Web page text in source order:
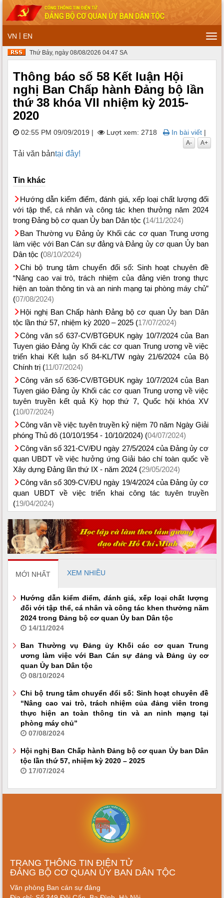
VN | EN
Thứ Bảy, ngày 08/08/2026 04:47 SA
Thông báo số 58 Kết luận Hội
nghị Ban Chấp hành Đảng bộ lần
thứ 38 khóa VII nhiệm kỳ 2015-
2020
02:55 PM 09/09/2019 | Lượt xem: 2718 In bài viết |
A+
A-
Tải văn bảntại đây!
Tin khác
Hướng dẫn kiểm điểm, đánh giá, xếp loại chất lượng đối
với tập thể, cá nhân và công tác khen thưởng năm 2024
trong Đảng bộ cơ quan Ủy ban Dân tộc (14/11/2024)
Ban Thường vụ Đảng ủy Khối các cơ quan Trung ương
làm việc với Ban Cán sự đảng và Đảng ủy cơ quan Ủy ban
Dân tộc (08/10/2024)
Chi bộ trung tâm chuyển đổi số: Sinh hoạt chuyên đề
“Nâng cao vai trò, trách nhiệm của đảng viên trong thực
hiện an toàn thông tin và an ninh mạng tại phòng máy chủ”
(07/08/2024)
Hội nghị Ban Chấp hành Đảng bộ cơ quan Ủy ban Dân
tộc lần thứ 57, nhiệm kỳ 2020 – 2025 (17/07/2024)
Công văn số 637-CV/BTGĐUK ngày 10/7/2024 của Ban
Tuyen giáo Đảng ủy Khối các cơ quan Trung ương về việc
triển khai Kết luận số 84-KL/TW ngày 21/6/2024 của Bộ
Chính trị (11/07/2024)
Công văn số 636-CV/BTGĐUK ngày 10/7/2024 của Ban
Tuyen giáo Đảng ủy Khối các cơ quan Trung ương về việc
tuyên truyền kết quả Kỳ họp thứ 7, Quốc hội khóa XV
(10/07/2024)
Công văn về việc tuyên truyền kỷ niệm 70 năm Ngày Giải
phóng Thủ đô (10/10/1954 - 10/10/2024) (04/07/2024)
Công văn số 321-CV/ĐU ngày 27/5/2024 của Đảng ủy cơ
quan UBDT về việc hưởng ứng Giải báo chí toàn quốc về
Xây dựng Đảng lần thứ IX - năm 2024 (29/05/2024)
Công văn số 309-CV/ĐU ngày 19/4/2024 của Đảng ủy cơ
quan UBDT về việc triển khai công tác tuyên truyền
(19/04/2024)
MỚI NHẤT XEM NHIỀU
Hướng dẫn kiểm điểm, đánh giá, xếp loại chất lượng
đối với tập thể, cá nhân và công tác khen thưởng năm
2024 trong Đảng bộ cơ quan Ủy ban Dân tộc
14/11/2024
Ban Thường vụ Đảng ủy Khối các cơ quan Trung
ương làm việc với Ban Cán sự đảng và Đảng ủy cơ
quan Ủy ban Dân tộc
08/10/2024
Chi bộ trung tâm chuyển đổi số: Sinh hoạt chuyên đề
“Nâng cao vai trò, trách nhiệm của đảng viên trong
thực hiện an toàn thông tin và an ninh mạng tại
phòng máy chủ”
07/08/2024
Hội nghị Ban Chấp hành Đảng bộ cơ quan Ủy ban Dân
tộc lần thứ 57, nhiệm kỳ 2020 – 2025
17/07/2024
TRANG THÔNG TIN ĐIỆN TỬ
ĐẢNG BỘ CƠ QUAN ỦY BAN DÂN TỘC
Văn phòng Ban cán sự đảng